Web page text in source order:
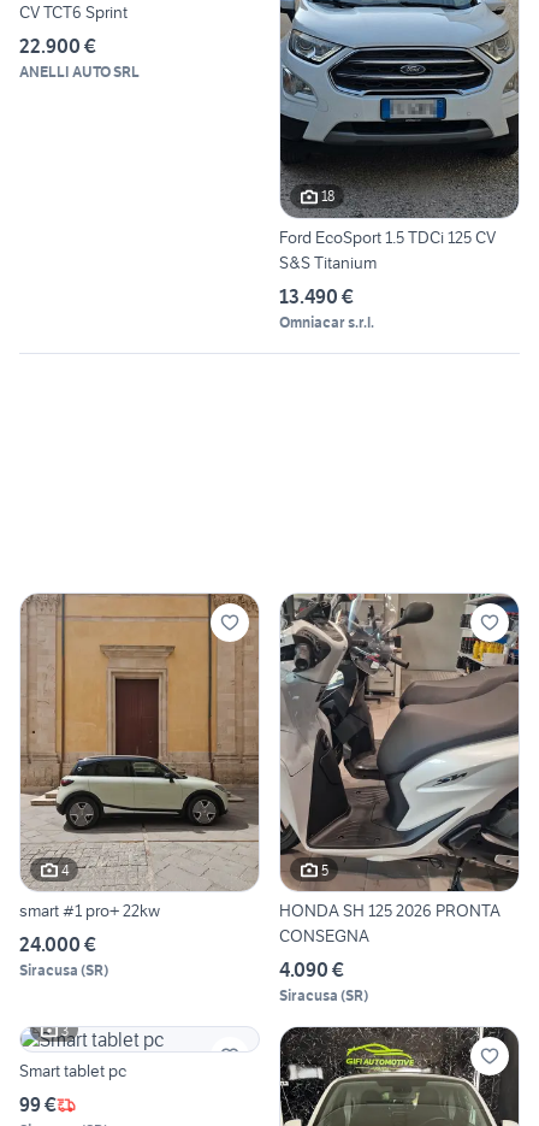
CV TCT6 Sprint
22.900 €
ANELLI AUTO SRL
18
Ford EcoSport 1.5 TDCi 125 CV
S&S Titanium
13.490 €
Omniacar s.r.l.
4
smart #1 pro+ 22kw
24.000 €
Siracusa (SR)
5
HONDA SH 125 2026 PRONTA
CONSEGNA
4.090 €
Siracusa (SR)
3
Smart tablet pc
99 €